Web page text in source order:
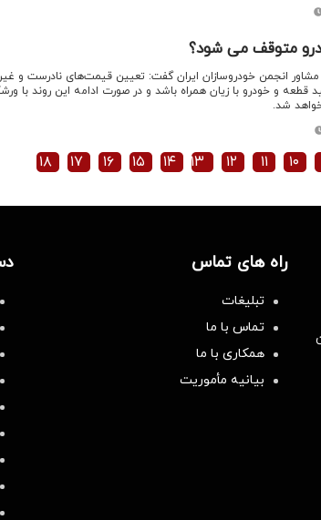
متوقف می شود؟
مشاور انجمن خودروسازان ایران گفت: تعیین قیمت‌های نادرست و
قطعه و خودرو با زیان همراه باشد و در صورت ادامه این روند با
شد.
۱۰ ۱۱ ۱۲ ۱۳ ۱۴ ۱۵ ۱۶ ۱۷ ۱۸
راه های تماس
تبلیغات
تماس با ما
همکاری با ما
بیانیه مأموریت